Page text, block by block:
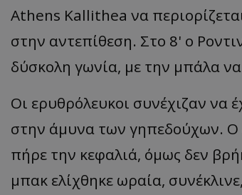
Athens Kallithea να
στην αντεπίθεση. Στο 8' ο
δύσκολη γωνία, με την μπάλα
Οι ερυθρόλευκοι συνέχιζαν
στην άμυνα των γηπεδούχων. Ο
πήρε την κεφαλιά, όμως δεν
μπακ ελίχθηκε ωραία,